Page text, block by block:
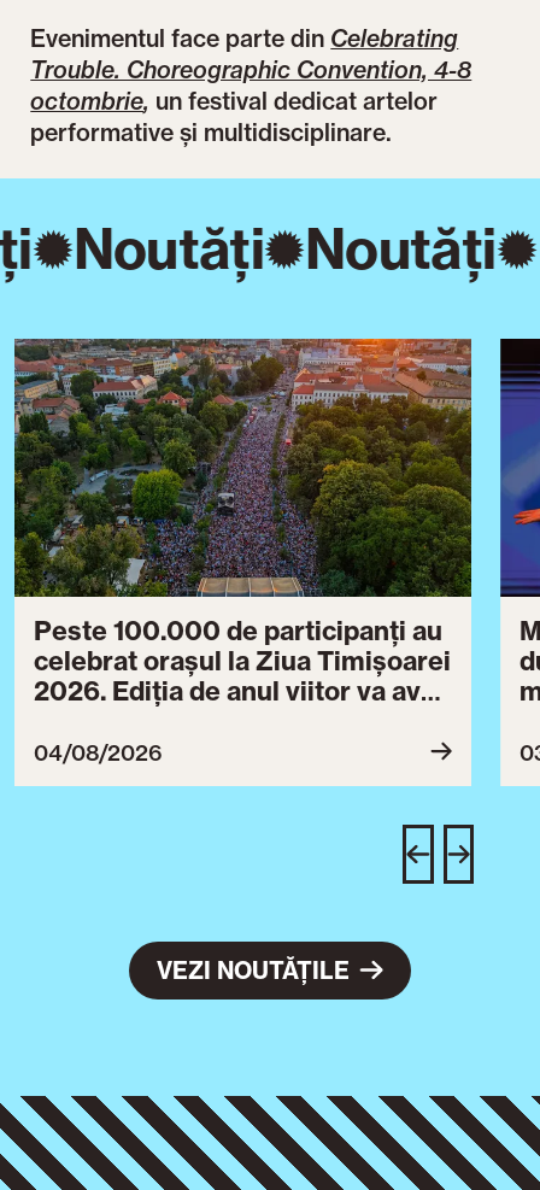
Evenimentul face parte din Celebrating
Trouble. Choreographic Convention, 4-8
octombrie, un festival dedicat artelor
performative și multidisciplinare.
Noutăți Noutăți
Peste 100.000 de participanți au
celebrat orașul la Ziua Timișoarei
2026. Ediția de anul viitor va avea
04/08/2026
VEZI NOUTĂȚILE